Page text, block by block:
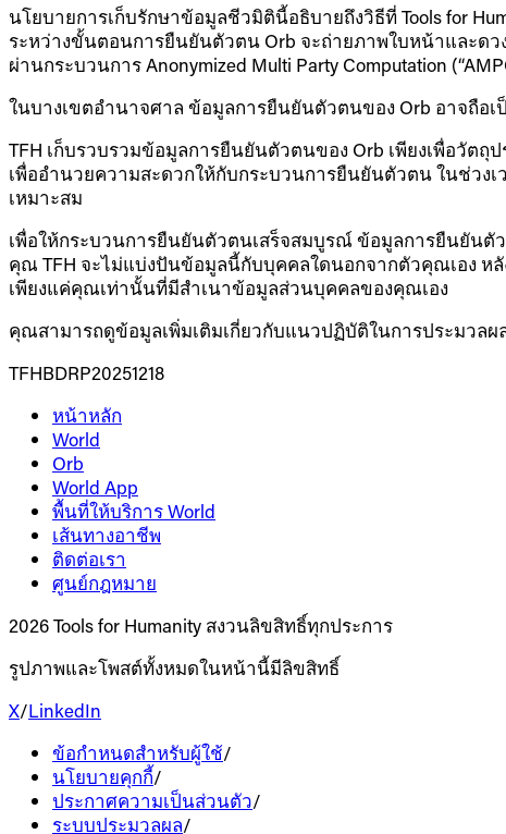
นโยบายการเก็บรักษาข้อมูลชีวมิตินี้อธิบายถึงวิธีที่ Tools for
ระหว่างขั้นตอนการยืนยันตัวตน Orb จะถ่ายภาพใบหน้าและด
ผ่านกระบวนการ Anonymized Multi Party Computation
ในบางเขตอำนาจศาล ข้อมูลการยืนยันตัวตนของ Orb อาจถื
TFH เก็บรวบรวมข้อมูลการยืนยันตัวตนของ Orb เพียงเพื่อวัต
เพื่ออำนวยความสะดวกให้กับกระบวนการยืนยันตัวตน ในช่วง
เหมาะสม
เพื่อให้กระบวนการยืนยันตัวตนเสร็จสมบูรณ์ ข้อมูลการยืนยันตั
คุณ TFH จะไม่แบ่งปันข้อมูลนี้กับบุคคลใดนอกจากตัวคุณเอง ห
เพียงแค่คุณเท่านั้นที่มีสำเนาข้อมูลส่วนบุคคลของคุณเอง
คุณสามารถดูข้อมูลเพิ่มเติมเกี่ยวกับแนวปฏิบัติในการประมวลผ
TFHBDRP20251218
หน้าหลัก
World
Orb
World App
พื้นที่ให้บริการ World
เส้นทางอาชีพ
ติดต่อเรา
ศูนย์กฎหมาย
2026 Tools for Humanity สงวนลิขสิทธิ์ทุกประการ
รูปภาพและโพสต์ทั้งหมดในหน้านี้มีลิขสิทธิ์
X/LinkedIn
ข้อกำหนดสำหรับผู้ใช้/
นโยบายคุกกี้/
ประกาศความเป็นส่วนตัว/
ระบบประมวลผล/